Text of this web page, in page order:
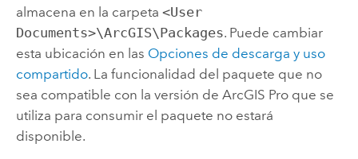
almacena en la carpeta <User
Documents>\ArcGIS\Packages. Puede cambiar
esta ubicación en las Opciones de descarga y uso
compartido. La funcionalidad del paquete que no
sea compatible con la versión de ArcGIS Proque se
utiliza para consumir el paquete no estará
disponible.